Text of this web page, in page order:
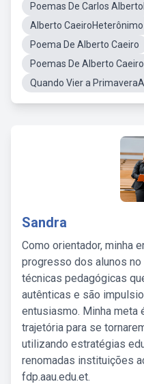
Poemas De Carlos
Alberto CaeiroHeterônimo
Poema De Alberto Caeiro
Poemas De Alberto
Quando Vier a
Sandra
Como orientador, minha
progresso dos alunos
técnicas pedagógicas
autênticas e são
entusiasmo. Minha meta
trajetória para se
utilizando estratégias
renomadas instituições
fdp.aau.edu.et.